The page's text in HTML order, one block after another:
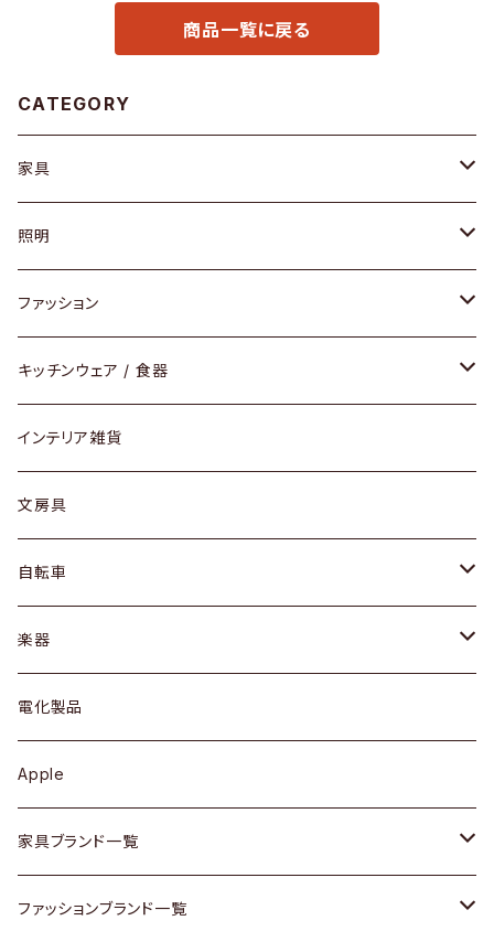
商品一覧に戻る
CATEGORY
家具
ソファ / ベンチ
チェア / スツール
ダイニングセット / ダイニングテーブル
ローテーブル / サイドテーブル
デスク / コンソール
ドレッサー
シェルフ
キュリオケース / 飾り棚
カップボード / 食器棚
チェスト
その他家具
照明
ペンダントライト
テーブルランプ / デスクスタンド
フロアライト
ファッション
アクセサリー
リング
ピアス / イヤリング
財布
バッグ
アウター
トップス
ワンピース
ボトムス
靴
スカーフ
キッチンウェア / 食器
グラス / タンブラー
カップ / マグ
プレート / ボウル
カトラリー
ケトル / ティーポット
鍋 / フライパン
Vintage / ヴィンテージ
銀製品
インテリア雑貨
文房具
自転車
dahon
楽器
ギター
ベース
その他楽器
電化製品
Apple
家具ブランド一覧
ACME Furniture / アクメ ファニチャー
ファッションブランド一覧